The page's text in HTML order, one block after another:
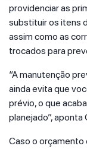
providenciar as
substituir os itens
assim como as
trocados para
“A manutenção
ainda evita que
prévio, o que
planejado”, aponta
Caso o orçamento